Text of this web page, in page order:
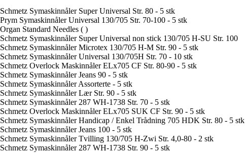
Schmetz Symaskinnåler Super Universal Str. 80 - 5 stk
Prym Symaskinnåler Universal 130/705 Str. 70-100 - 5 stk
Organ Standard Needles ( )
Schmetz Symaskinnåler Super Universal non stick 130/705 H-SU Str. 100
Schmetz Symaskinnåler Microtex 130/705 H-M Str. 90 - 5 stk
Schmetz Symaskinnåler Universal 130/705H Str. 70 - 10 stk
Schmetz Overlock Maskinnåler ELx705 CF Str. 80-90 - 5 stk
Schmetz Symaskinnåler Jeans 90 - 5 stk
Schmetz Symaskinnåler Assorterte - 5 stk
Schmetz Symaskinnåler Lær Str. 90 - 5 stk
Schmetz Symaskinnåler 287 WH-1738 Str. 70 - 5 stk
Schmetz Overlock Maskinnåler ELx705 SUK CF Str. 90 - 5 stk
Schmetz Symaskinnåler Handicap / Enkel Trådning 705 HDK Str. 80 - 5 stk
Schmetz Symaskinnåler Jeans 100 - 5 stk
Schmetz Symaskinnåler Tvilling 130/705 H-Zwi Str. 4,0-80 - 2 stk
Schmetz Symaskinnåler 287 WH-1738 Str. 90 - 5 stk